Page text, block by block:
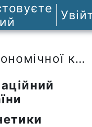
вмісту
Економічної кібернетики